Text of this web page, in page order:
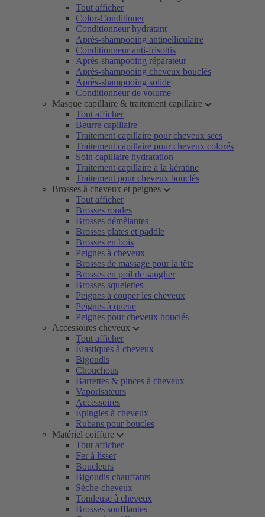
Tout afficher
Color-Conditioner
Conditionneur hydratant
Après-shampooing antipelliculaire
Conditionneur anti-frisottis
Après-shampooing réparateur
Après-shampooing cheveux bouclés
Après-shampooing solide
Conditionneur de volume
Masque capillaire & traitement capillaire
Tout afficher
Beurre capillaire
Traitement capillaire pour cheveux secs
Traitement capillaire pour cheveux colorés
Soin capillaire hydratation
Traitement capillaire à la kératine
Traitement pour cheveux bouclés
Brosses à cheveux et peignes
Tout afficher
Brosses rondes
Brosses démêlantes
Brosses plates et paddle
Brosses en bois
Peignes à cheveux
Brosses de massage pour la tête
Brosses en poil de sanglier
Brosses squelettes
Peignes à couper les cheveux
Peignes à queue
Peignes pour cheveux bouclés
Accessoires cheveux
Tout afficher
Élastiques à cheveux
Bigoudis
Chouchous
Barrettes & pinces à cheveux
Vaporisateurs
Accessoires
Épingles à cheveux
Rubans pour boucles
Matériel coiffure
Tout afficher
Fer à lisser
Boucleurs
Bigoudis chauffants
Sèche-cheveux
Tondeuse à cheveux
Brosses soufflantes